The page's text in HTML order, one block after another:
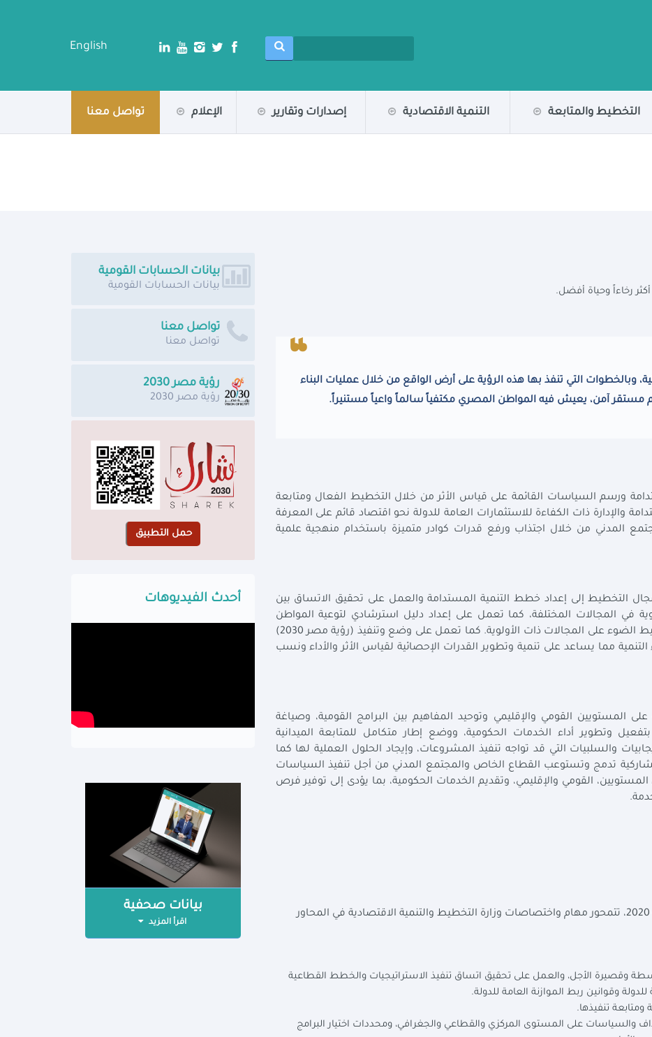
English
التخطيط والمتابعة التنمية الاقتصادية إصدارات وتقارير الإعلام تواصل معنا
رخاءاً وحياة أفضل.
وبالخطوات التي تنفذ بها هذه الرؤية على أرض الواقع من خلال عمليات البناء
آمن، يعيش فيه المواطن المصري مكتفياً سالماً واعياً مستنيراً.
ورسم السياسات القائمة على قياس الأثر من خلال التخطيط الفعال ومتابعة
والإدارة ذات الكفاءة للاستثمارات العامة للدولة نحو اقتصاد قائم على المعرفة
المدني من خلال اجتذاب ورفع قدرات كوادر متميزة باستخدام منهجية علمية
التخطيط إلى إعداد خطط التنمية المستدامة والعمل على تحقيق الاتساق بين
في المجالات المختلفة، كما تعمل على إعداد دليل استرشادي لتوعية المواطن
بالأهداف والسياسات لخطة التنمية، بهدف تسليط الضوء على المجالات ذات الأولوية. كما تعمل على وضع وتنفيذ (رؤية مصر 2030)
مما يساعد على تنمية وتطوير القدرات الإحصائية لقياس الأثر والأداء ونسب
المستويين القومي والإقليمي وتوحيد المفاهيم بين البرامج القومية، وصياغة
وتطوير أداء الخدمات الحكومية، ووضع إطار متكامل للمتابعة الميدانية
والسلبيات التي قد تواجه تنفيذ المشروعات، وإيجاد الحلول العملية لها كما
تشاركية تدمج وتستوعب القطاع الخاص والمجتمع المدني من أجل تنفيذ السياسات
القومي والإقليمي، وتقديم الخدمات الحكومية، بما يؤدى إلى توفير فرص
في إطار قرار رئيس مجلس الوزراء رقم 193 لسنة 2020، تتمحور مهام واختصاصات وزارة التخطيط والتنمية الاقتصادية في المحاور
وقصيرة الأجل، والعمل على تحقيق اتساق تنفيذ الاستراتيجيات والخطط القطاعية
وقوانين ربط الموازنة العامة للدولة.
ومتابعة تنفيذها.
والسياسات على المستوى المركزي والقطاعي والجغرافي، ومحددات اختيار البرامج
بيانات الحسابات القومية
بيانات الحسابات القومية
تواصل معنا
تواصل معنا
رؤية مصر 2030
رؤية مصر 2030
أحدث الفيديوهات
بيانات صحفية
اقرأ المزيد